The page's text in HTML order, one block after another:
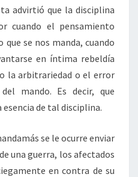
advirtió que la disciplina
cuando el pensamiento
se nos manda, cuando
en íntima rebeldía
la arbitrariedad o el error
mando. Es decir, que
de tal disciplina.
se le ocurre enviar
una guerra, los afectados
en contra de su